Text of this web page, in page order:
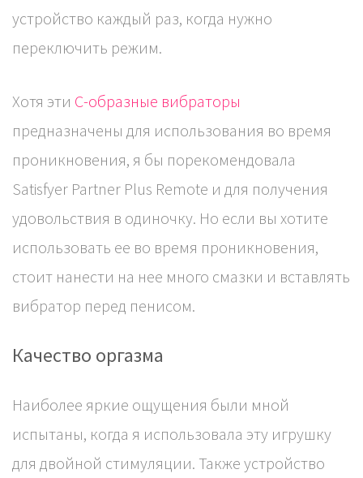
устройство каждый раз, когда нужно
переключить режим.
Хотя эти С-образные вибраторы
предназначены для использования во время
проникновения, я бы порекомендовала
Satisfyer Partner Plus Remote и для получения
удовольствия в одиночку. Но если вы хотите
использовать ее во время проникновения,
стоит нанести на нее много смазки и вставлять
вибратор перед пенисом.
Качество оргазма
Наиболее яркие ощущения были мной
испытаны, когда я использовала эту игрушку
для двойной стимуляции. Также устройство